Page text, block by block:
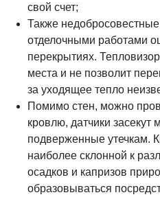
свой счет;
Также
отделочными работами
перекрытиях.
места и не позволит
за уходящее тепло
Помимо стен, можно
кровлю, датчики засекут
подверженные утечкам.
наиболее склонной к
осадков и капризов
образовываться